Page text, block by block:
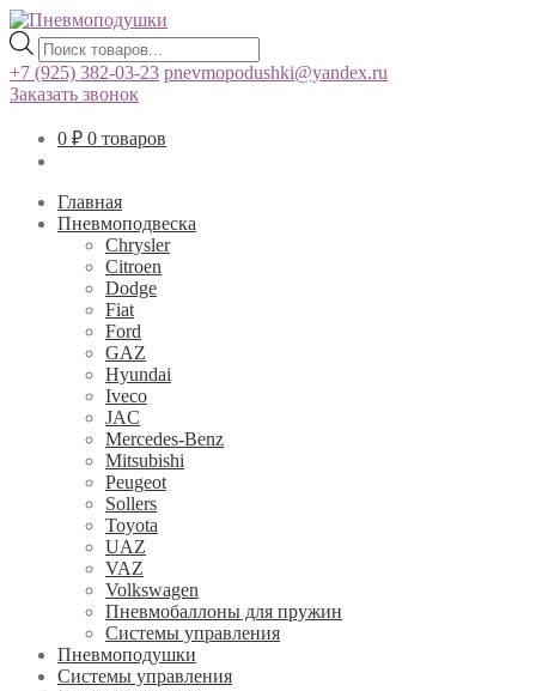
Поиск
товаров
+7 (925) 382-03-23 pnevmopodushki@yandex.ru
Заказать звонок
0 ₽ 0 товаров
Главная
Пневмоподвеска
Chrysler
Citroen
Dodge
Fiat
Ford
GAZ
Hyundai
Iveco
JAC
Mercedes-Benz
Mitsubishi
Peugeot
Sollers
Toyota
UAZ
VAZ
Volkswagen
Пневмобаллоны для пружин
Системы управления
Пневмоподушки
Системы управления